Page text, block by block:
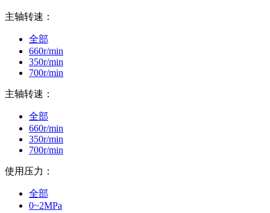
主轴转速：
全部
660r/min
350r/min
700r/min
主轴转速：
全部
660r/min
350r/min
700r/min
使用压力：
全部
0~2MPa